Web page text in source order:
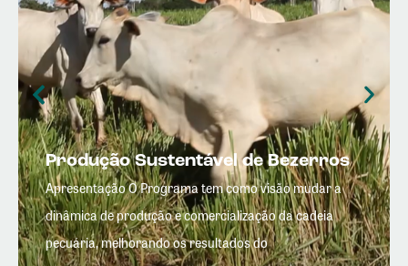
Produção Sustentável de Bezerros
Apresentação O Programa tem como visão mudar a
dinâmica de produção e comercialização da cadeia
pecuária, melhorando os resultados do